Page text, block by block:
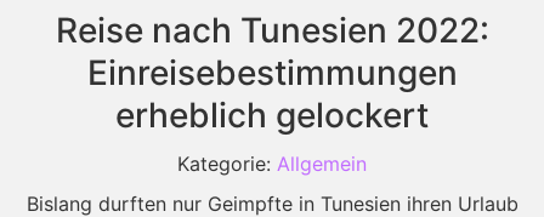
Reise nach Tunesien 2022:
Einreisebestimmungen
erheblich gelockert
Kategorie: Allgemein
Bislang durften nur Geimpfte in Tunesien ihren Urlaub